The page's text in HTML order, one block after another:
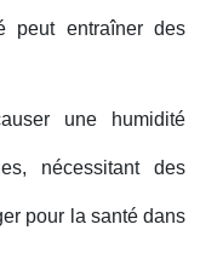
peut entraîner des
une humidité
nécessitant des
pour la santé dans